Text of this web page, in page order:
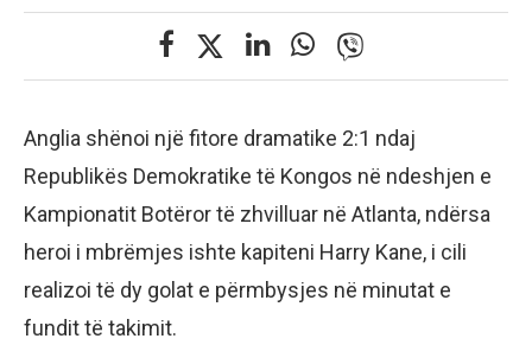
Anglia shënoi një fitore dramatike 2:1 ndaj
Republikës Demokratike të Kongos në ndeshjen e
Kampionatit Botëror të zhvilluar në Atlanta, ndërsa
heroi i mbrëmjes ishte kapiteni Harry Kane, i cili
realizoi të dy golat e përmbysjes në minutat e
fundit të takimit.